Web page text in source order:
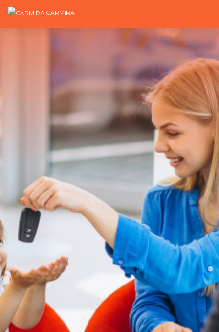
CARMIRA